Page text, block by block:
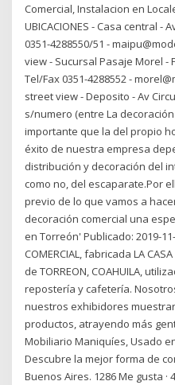
Comercial, Instalacion en
UBICACIONES - Casa central -
0351-4288550/51 -
view - Sucursal Pasaje Morel -
Tel/Fax 0351-4288552 -
street view - Deposito - Av
s/numero (entre La
importante que la del propio
éxito de nuestra empresa
distribución y decoración del
como no, del escaparate.Por
previo de lo que vamos a
decoración comercial una
en Torreón' Publicado: 2019-
COMERCIAL, fabricada LA
de TORREON, COAHUILA,
repostería y cafetería.
nuestros exhibidores
productos, atrayendo más
Mobiliario Maniquíes, Usado
Descubre la mejor forma de
Buenos Aires. 1286 Me gusta